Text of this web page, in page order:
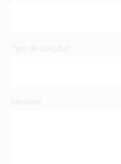
Tipo de solicitud
Mensaje